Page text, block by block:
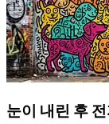
눈이 내린 후